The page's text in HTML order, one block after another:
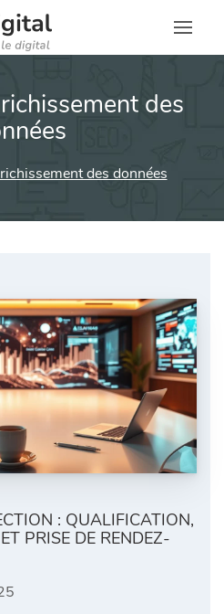
des
des données
: QUALIFICATION,
PRISE DE RENDEZ-